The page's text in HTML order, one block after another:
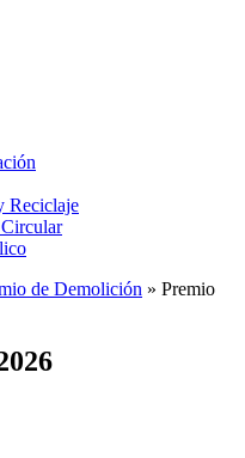
Reciclaje
de Demolición » Premio